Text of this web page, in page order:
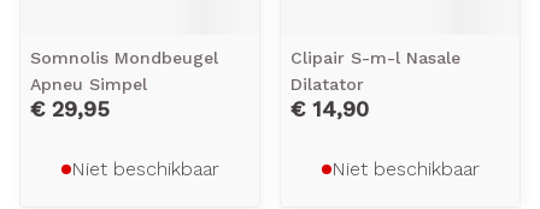
Somnolis Mondbeugel
Apneu Simpel
€ 29,95
Niet beschikbaar
Clipair S-m-l Nasale
Dilatator
€ 14,90
Niet beschikbaar